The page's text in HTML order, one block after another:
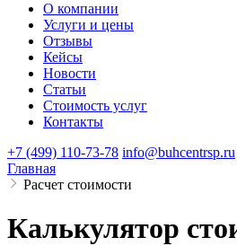
О компании
Услуги и цены
Отзывы
Кейсы
Новости
Статьи
Стоимость услуг
Контакты
+7 (499) 110-73-78 info@buhcentrsp.ru
Главная
Расчет стоимости
Калькулятор